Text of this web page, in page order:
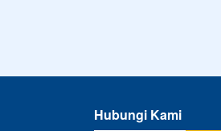
Hubungi Kami